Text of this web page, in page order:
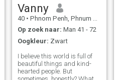
Vanny
40 • Phnom Penh, Phnum Pénh, Cambodja
Op zoek naar: Man 41 - 72
Oogkleur: Zwart
I believe this world is full of
beautiful things and kind-
hearted people. But